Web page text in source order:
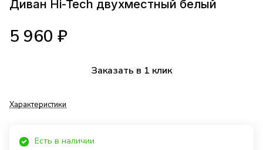
Диван Hi-Tech двухместный белый
5 960 ₽
Заказать в 1 клик
Характеристики
Есть в наличии